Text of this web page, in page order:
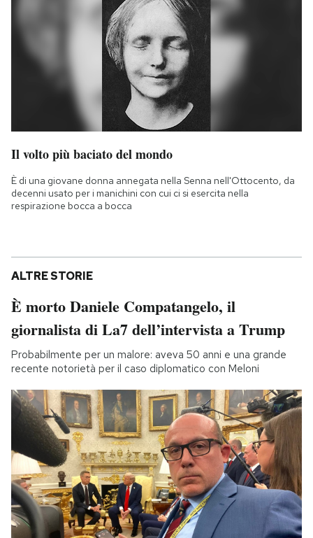
Il volto più baciato del mondo
È di una giovane donna annegata nella Senna nell'Ottocento, da
decenni usato per i manichini con cui ci si esercita nella
respirazione bocca a bocca
ALTRE STORIE
È morto Daniele Compatangelo, il
giornalista di La7 dell’intervista a Trump
Probabilmente per un malore: aveva 50 anni e una grande
recente notorietà per il caso diplomatico con Meloni